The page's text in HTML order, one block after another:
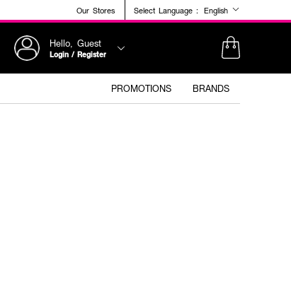
Our Stores Select Language : English
Hello, Guest
Login / Register
PROMOTIONS BRANDS